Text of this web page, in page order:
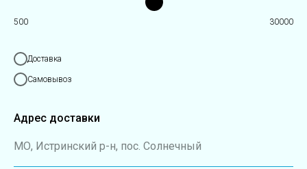
500 30000
Доставка
Самовывоз
Адрес доставки
МО, Истринский р-н, пос. Солнечный